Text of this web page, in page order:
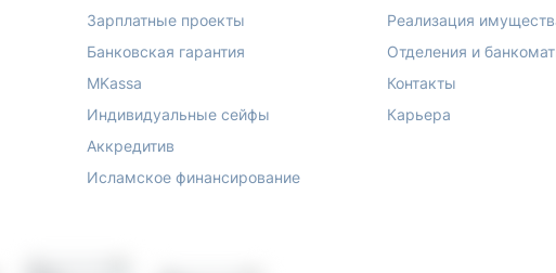
Зарплатные проекты
Банковская гарантия
MKassa
Индивидуальные сейфы
Аккредитив
Исламское финансирование
Реализация
Отделения и
Контакты
Карьера